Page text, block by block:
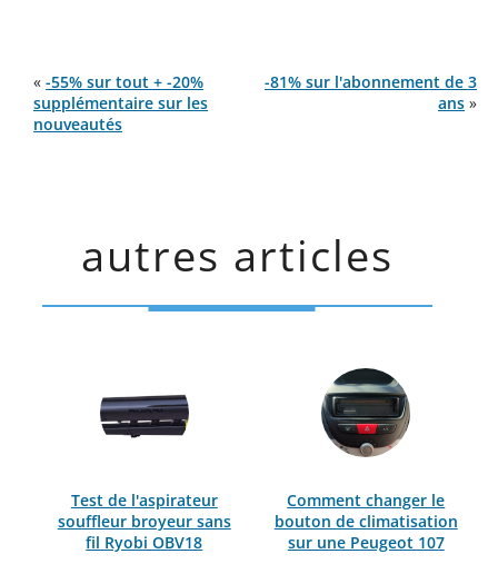
« -55% sur tout + -20%
supplémentaire sur les
nouveautés
-81% sur l'abonnement de 3
ans »
autres articles
Test de l'aspirateur
souffleur broyeur sans
fil Ryobi OBV18
Comment changer le
bouton de climatisation
sur une Peugeot 107